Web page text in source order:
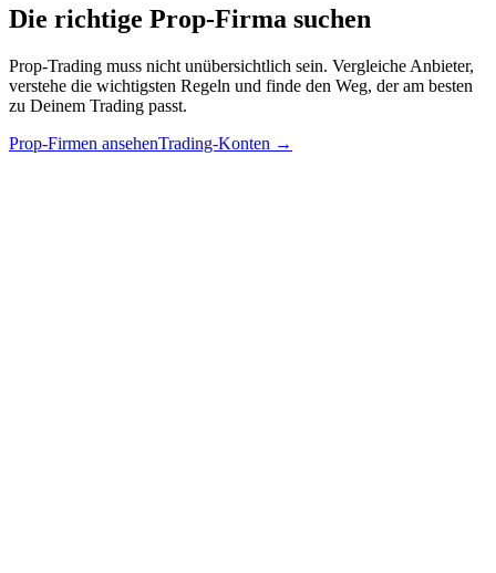
Die richtige Prop-Firma suchen
Prop-Trading muss nicht unübersichtlich sein. Vergleiche Anbieter,
verstehe die wichtigsten Regeln und finde den Weg, der am besten
zu Deinem Trading passt.
Prop-Firmen ansehenTrading-Konten →